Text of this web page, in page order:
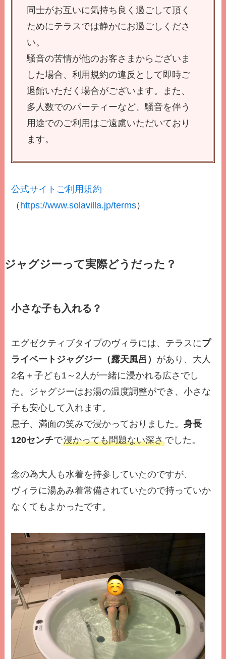
同士がお互いに気持ち良く過ごして頂く
ためにテラスでは静かにお過ごしくださ
い。
騒音の苦情が他のお客さまからございま
した場合、利用規約の違反として即時ご
退館いただく場合がございます。また、
多人数でのパーティーなど、騒音を伴う
用途でのご利用はご遠慮いただいており
ます。
公式サイトご利用規約
（ https://www.solavilla.jp/terms）
ジャグジーって実際どうだった？
小さな子も入れる？
エグゼクティブタイプのヴィラには、テラスにプ
ライベートジャグジー（露天風呂） があり、大人
2名＋子ども1～2人が一緒に浸かれる広さでし
た。ジャグジーはお湯の温度調整ができ、小さな
子も安心して入れます。
息子、満面の笑みで浸かっておりました。身長
120センチで浸かっても問題ない深さでした。
念の為大人も水着を持参していたのですが、
ヴィラに湯あみ着常備されていたので持っていか
なくてもよかったです。